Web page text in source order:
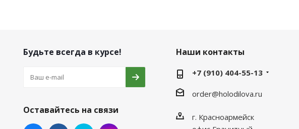
Будьте всегда в курсе!
Оставайтесь на связи
Наши контакты
+7 (910) 404-55-13
order@holodilova.ru
г. Красноармейск